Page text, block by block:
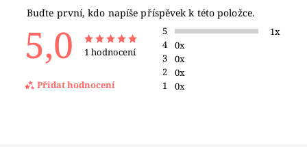
Buďte první, kdo napíše příspěvek k této položce.
5,0 1 hodnocení
Přidat hodnocení
5
1x
4
0x
3
0x
2
0x
1
0x